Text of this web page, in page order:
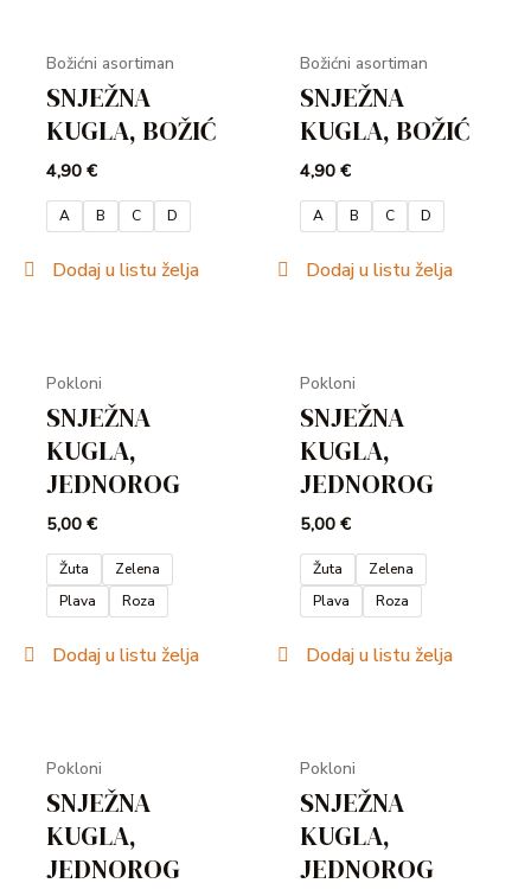
Božićni asortiman
SNJEŽNA
KUGLA, BOŽIĆ
4,90€
A B C D
Dodaj u listu želja
Božićni asortiman
SNJEŽNA
KUGLA, BOŽIĆ
4,90€
A B C D
Dodaj u listu želja
Pokloni
SNJEŽNA
KUGLA,
JEDNOROG
5,00€
Žuta
Zelena
Plava
Roza
Dodaj u listu želja
Pokloni
SNJEŽNA
KUGLA,
JEDNOROG
5,00€
Žuta
Zelena
Plava
Roza
Dodaj u listu želja
Pokloni
SNJEŽNA
KUGLA,
JEDNOROG
Pokloni
SNJEŽNA
KUGLA,
JEDNOROG